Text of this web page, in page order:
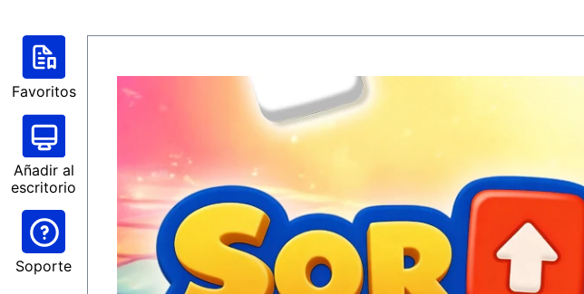
Favoritos
Añadir al
escritorio
Soporte